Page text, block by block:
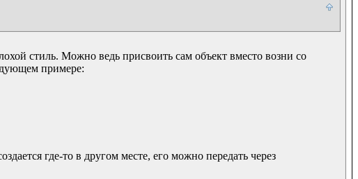
стиль. Можно ведь присвоить сам объект вместо возни со
примере:
где-то в другом месте, его можно передать через